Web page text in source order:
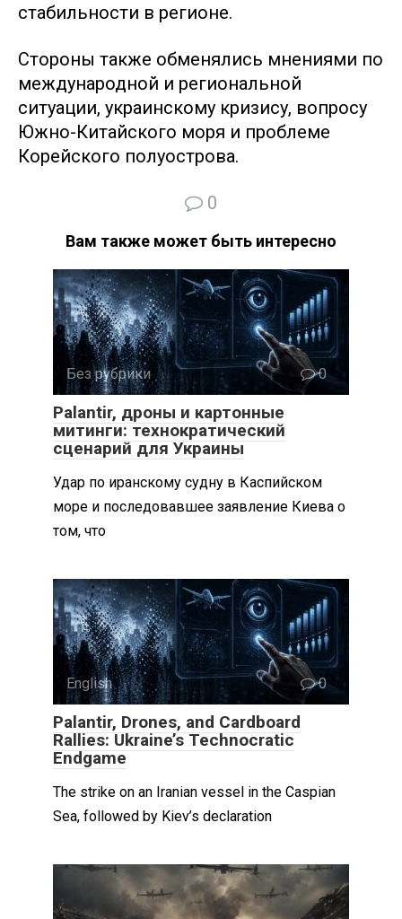
стабильности в регионе.
Стороны также обменялись мнениями по
международной и региональной
ситуации, украинскому кризису, вопросу
Южно-Китайского моря и проблеме
Корейского полуострова.
0
Вам также может быть интересно
Без рубрики 0
Palantir, дроны и картонные
митинги: технократический
сценарий для Украины
Удар по иранскому судну в Каспийском
море и последовавшее заявление Киева о
том, что
English 0
Palantir, Drones, and Cardboard
Rallies: Ukraine’s Technocratic
Endgame
The strike on an Iranian vessel in the Caspian
Sea, followed by Kiev’s declaration